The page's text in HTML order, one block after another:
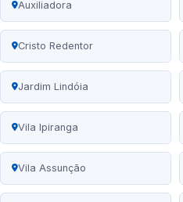
Auxiliadora
Cristo Redentor
Jardim Lindóia
Vila Ipiranga
Vila Assunção